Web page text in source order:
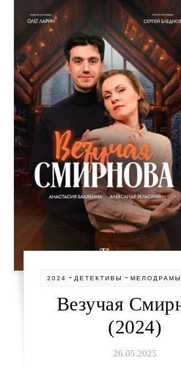
2024 - ДЕТЕКТИВЫ -МЕЛОДРАМЫ
Везучая
(2024)
26.05.2025